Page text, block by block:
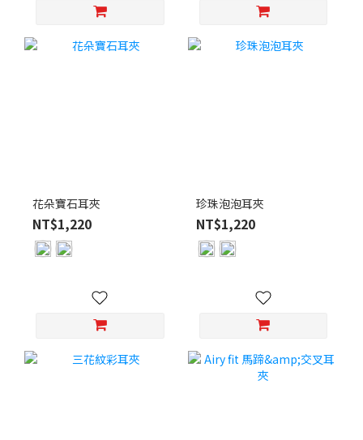
花朵寶石耳夾
NT$1,220
珍珠泡泡耳夾
NT$1,220